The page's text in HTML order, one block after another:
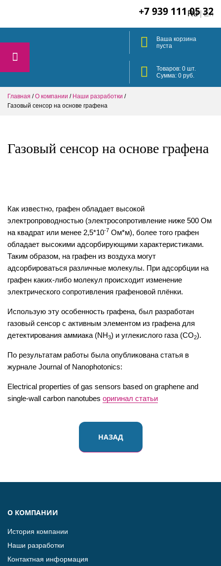
+7 939 111 05 32
Ru|En
Ваша корзина
пуста
Товаров: 0 шт.
Сумма: 0 руб.
Главная /О компании / Наши разработки /
​Газовый сенсор на основе графена
​Газовый сенсор на основе графена
Как известно, графен обладает высокой
электропроводностью (электросопротивление ниже 500 Ом
на квадрат или менее 2,5*10-7 Ом*м), более того графен
обладает высокими адсорбирующими характеристиками.
Таким образом, на графен из воздуха могут
адсорбироваться различные молекулы. При адсорбции на
графен каких-либо молекул происходит изменение
электрического сопротивления графеновой плёнки.
Использую эту особенность графена, был разработан
газовый сенсор с активным элементом из графена для
детектирования аммиака (NH3) и углекислого газа (CO2).
По результатам работы была опубликована статья в
журнале Journal of Nanophotonics:
Electrical properties of gas sensors based on graphene and
single-wall carbon nanotubes оригинал статьи
НАЗАД
О КОМПАНИИ
История компании
Наши разработки
Контактная информация